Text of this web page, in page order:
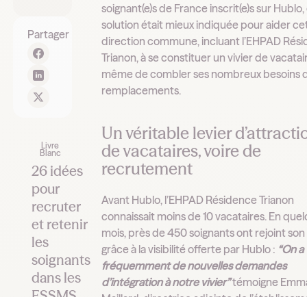
Partager
Livre
Blanc
26 idées
pour
recruter
et retenir
les
soignants
dans les
soignant(e)s de France inscrit(e)s sur
solution était mieux indiquée pour aider
direction commune, incluant l’EHPAD
Trianon, à se constituer un vivier de
même de combler ses nombreux besoins
remplacements.
Un véritable levier
de vacataires, voire de
recrutement
Avant Hublo, l’EHPAD Résidence Trianon
connaissait moins de 10 vacataires. En
mois, près de 450 soignants ont rejoint
grâce à la visibilité offerte par Hublo : “On a
fréquemment de nouvelles demandes
d’intégration à notre vivier”témoigne